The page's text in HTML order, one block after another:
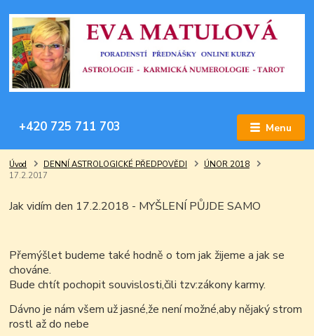
Menu
+420 725 711 703
Úvod DENNÍ ASTROLOGICKÉ PŘEDPOVĚDI
ÚNOR 2018
17.2.2017
Jak vidím den 17.2.2018 - MYŠLENÍ PŮJDE SAMO
Přemýšlet budeme také hodně o tom jak žijeme a jak se
chováne.
Bude chtít pochopit souvislosti,čili tzv:zákony karmy.
Dávno je nám všem už jasné,že není možné,aby nějaký strom
rostl až do nebe